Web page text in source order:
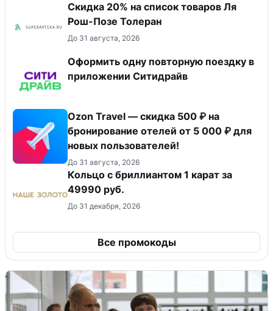
Скидка 20% на список товаров Ля
Рош-Позе Толеран
До 31 августа, 2026
Оформить одну повторную поездку в
приложении Ситидрайв
Ozon Travel — скидка 500 ₽ на
бронирование отелей от 5 000 ₽ для
новых пользователей!
До 31 августа, 2026
Кольцо с бриллиантом 1 карат за
49990 руб.
До 31 декабря, 2026
Все промокоды